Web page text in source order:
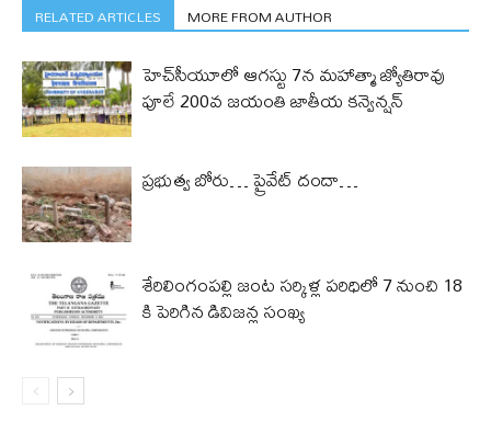
RELATED ARTICLES MORE FROM AUTHOR
హెచ్‌సీయూలో ఆగస్టు 7న మహాత్మా జ్యోతిరావు
పూలే 200వ జయంతి జాతీయ కన్వెన్షన్
ప్రభుత్వ బోరు… ప్రైవేట్ దందా…
శేరిలింగంపల్లి జంట సర్కిళ్ల పరిధిలో 7 నుంచి 18
కి పెరిగిన డివిజన్ల సంఖ్య